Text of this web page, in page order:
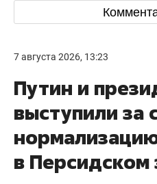
7 августа 2026, 13:23
Путин и
выступили за
в Персидском